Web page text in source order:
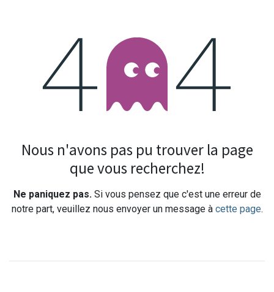
Erreur 404
Nous n'avons pas pu trouver la page
que vous recherchez!
Ne paniquez pas.Si vous pensez que c'est une erreur de
notre part, veuillez nous envoyer un message à cette page.